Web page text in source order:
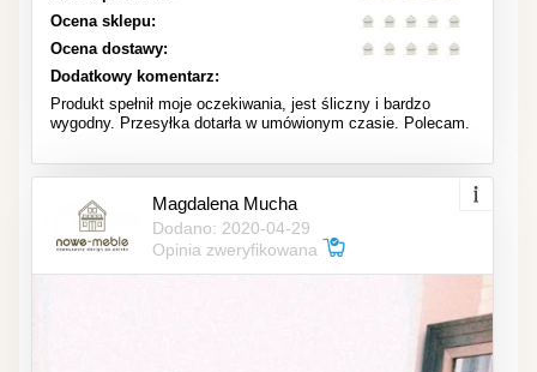
Ocena sklepu:
Ocena dostawy:
Dodatkowy komentarz:
Produkt spełnił moje oczekiwania, jest śliczny i bardzo
wygodny. Przesyłka dotarła w umówionym czasie. Polecam.
Magdalena Mucha
Dodano: 2020-04-29
Opinia zweryfikowana